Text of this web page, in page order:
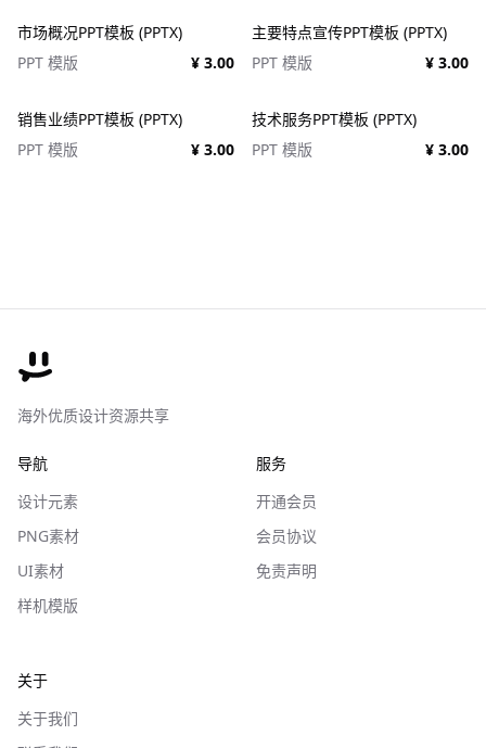
市场概况PPT模板 (PPTX)
PPT 模版
¥ 3.00
主要特点宣传PPT模板 (PPTX)
PPT 模版
¥ 3.00
销售业绩PPT模板 (PPTX)
PPT 模版
¥ 3.00
技术服务PPT模板 (PPTX)
PPT 模版
¥ 3.00
海外优质设计资源共享
导航
设计元素
PNG素材
UI素材
样机模版
服务
开通会员
会员协议
免责声明
关于
关于我们